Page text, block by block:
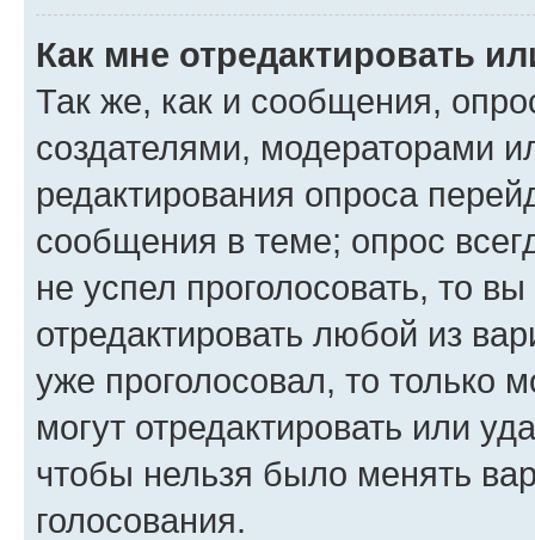
Как мне отредактировать
Так же, как и сообщения,
создателями, модераторами
редактирования опроса
сообщения в теме; опрос
не успел проголосовать, то
отредактировать любой из
уже проголосовал, то только
могут отредактировать или
чтобы нельзя было менять
голосования.